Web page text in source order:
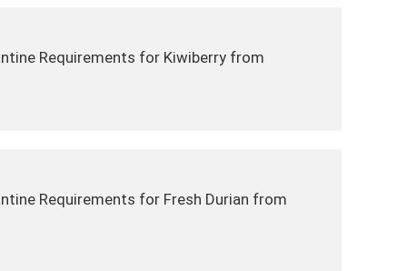
Requirements for Kiwiberry from
Requirements for Fresh Durian from